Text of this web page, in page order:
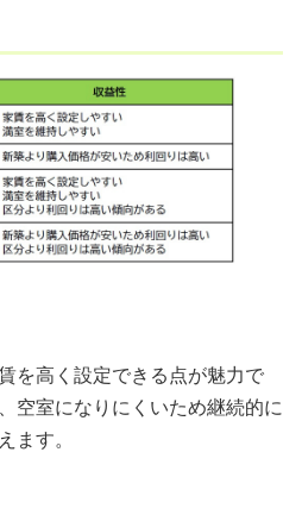
を高く設定できる点が魅力で
空室になりにくいため継続的に
ます。